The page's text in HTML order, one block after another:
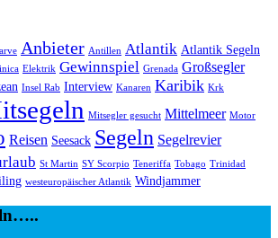
Anbieter Antillen Atlantik Atlantik Segeln
Elektrik Gewinnspiel Grenada Großsegler
Insel Rab Interview Kanaren Karibik Krk
Mitsegler gesucht Mittelmeer Motor
Reisen Seesack Segeln Segelrevier
St Martin SY Scorpio Teneriffa Tobago Trinidad
westeuropäischer Atlantik Windjammer